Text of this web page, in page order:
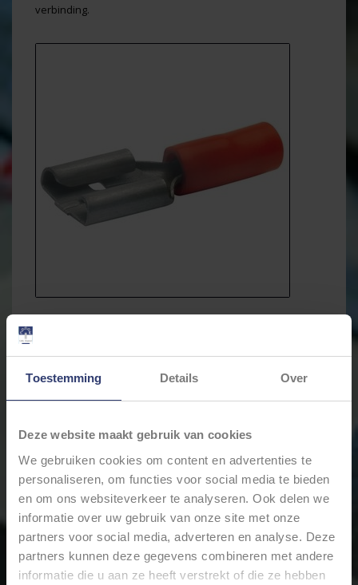
Toestemming Details Over
Deze website maakt gebruik van cookies
We gebruiken cookies om content en advertenties te
personaliseren, om functies voor social media te bieden
en om ons websiteverkeer te analyseren. Ook delen we
informatie over uw gebruik van onze site met onze
partners voor social media, adverteren en analyse. Deze
partners kunnen deze gegevens combineren met andere
informatie die u aan ze heeft verstrekt of die ze hebben
verbinding.
€5,29Incl. btw
Levertijd: Bestellingen op ma. t/m vrij. voor 17:00 worden